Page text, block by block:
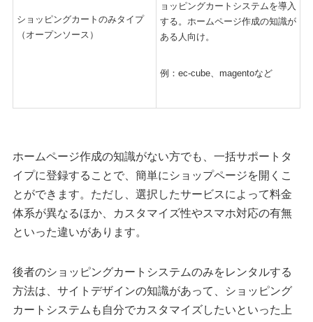
ショッピングカートのみタイプ
（オープンソース）
ョッピングカートシステムを導入
する。ホームページ作成の知識が
ある人向け。
例：ec-cube、magentoなど
ホームページ作成の知識がない方でも、一括サポートタ
イプに登録することで、簡単にショップページを開くこ
とができます。ただし、選択したサービスによって料金
体系が異なるほか、カスタマイズ性やスマホ対応の有無
といった違いがあります。
後者のショッピングカートシステムのみをレンタルする
方法は、サイトデザインの知識があって、ショッピング
カートシステムも自分でカスタマイズしたいといった上